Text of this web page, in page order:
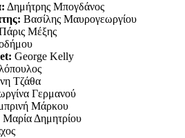
Δημήτρης Μπογδάνος
Βασίλης Μαυρογεωργίου
Μέξης
George Kelly
Τζάθα
Γερμανού
Μάρκου
Μαρία Δημητρίου